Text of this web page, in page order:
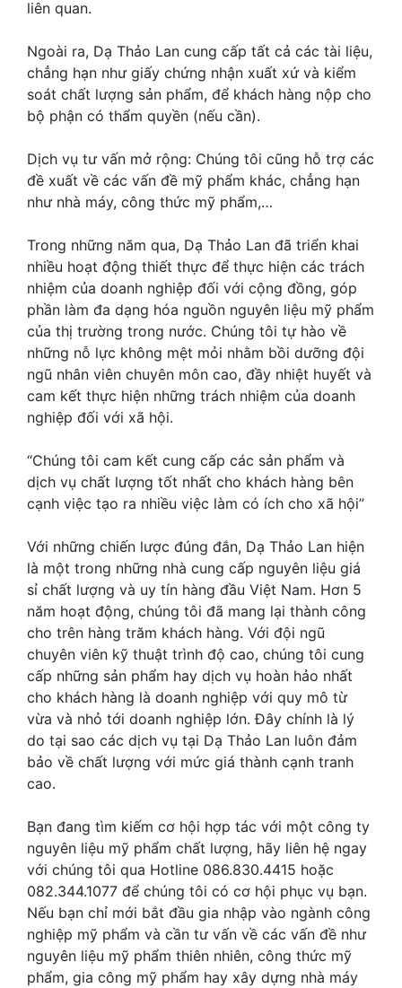
liên quan.
Ngoài ra, Dạ Thảo Lan cung cấp tất cả các tài liệu,
chẳng hạn như giấy chứng nhận xuất xứ và kiểm
soát chất lượng sản phẩm, để khách hàng nộp cho
bộ phận có thẩm quyền (nếu cần).
Dịch vụ tư vấn mở rộng: Chúng tôi cũng hỗ trợ các
đề xuất về các vấn đề mỹ phẩm khác, chẳng hạn
như nhà máy, công thức mỹ phẩm,…
Trong những năm qua, Dạ Thảo Lan đã triển khai
nhiều hoạt động thiết thực để thực hiện các trách
nhiệm của doanh nghiệp đối với cộng đồng, góp
phần làm đa dạng hóa nguồn nguyên liệu mỹ phẩm
của thị trường trong nước. Chúng tôi tự hào về
những nỗ lực không mệt mỏi nhằm bồi dưỡng đội
ngũ nhân viên chuyên môn cao, đầy nhiệt huyết và
cam kết thực hiện những trách nhiệm của doanh
nghiệp đối với xã hội.
“Chúng tôi cam kết cung cấp các sản phẩm và
dịch vụ chất lượng tốt nhất cho khách hàng bên
cạnh việc tạo ra nhiều việc làm có ích cho xã hội”
Với những chiến lược đúng đắn, Dạ Thảo Lan hiện
là một trong những nhà cung cấp nguyên liệu giá
sỉ chất lượng và uy tín hàng đầu Việt Nam. Hơn 5
năm hoạt động, chúng tôi đã mang lại thành công
cho trên hàng trăm khách hàng. Với đội ngũ
chuyên viên kỹ thuật trình độ cao, chúng tôi cung
cấp những sản phẩm hay dịch vụ hoàn hảo nhất
cho khách hàng là doanh nghiệp với quy mô từ
vừa và nhỏ tới doanh nghiệp lớn. Đây chính là lý
do tại sao các dịch vụ tại Dạ Thảo Lan luôn đảm
bảo về chất lượng với mức giá thành cạnh tranh
cao.
Bạn đang tìm kiếm cơ hội hợp tác với một công ty
nguyên liệu mỹ phẩm chất lượng, hãy liên hệ ngay
với chúng tôi qua Hotline 086.830.4415 hoặc
082.344.1077 để chúng tôi có cơ hội phục vụ bạn.
Nếu bạn chỉ mới bắt đầu gia nhập vào ngành công
nghiệp mỹ phẩm và cần tư vấn về các vấn đề như
nguyên liệu mỹ phẩm thiên nhiên, công thức mỹ
phẩm, gia công mỹ phẩm hay xây dựng nhà máy